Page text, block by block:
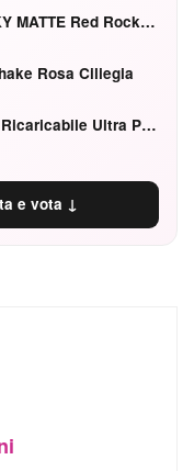
MAC M·A·CXIMAL SILKY MATTE Red Rock mat
Rosa Ciliegia
Hourglass Confession Ricaricabile Ultra Preciso Ad Alta Intensità Secretly Classic Red
e vota ↓